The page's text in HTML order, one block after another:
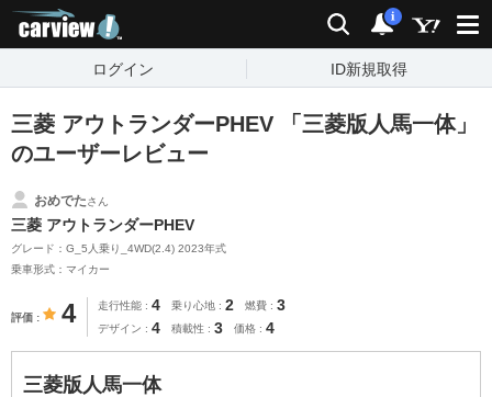
検索 通知
i
ログイン ID新規取得
三菱 アウトランダーPHEV 「三菱版人馬一体」
のユーザーレビュー
おめでたさん
三菱 アウトランダーPHEV
グレード：G_5人乗り_4WD(2.4) 2023年式
乗車形式：マイカー
評価 4 走行性能 4 乗り心地 2 燃費 3
デザイン 4 積載性 3 価格 4
三菱版人馬一体